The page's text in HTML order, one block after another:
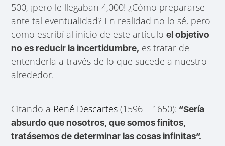
500, ¡pero le llegaban 4,000! ¿Cómo prepararse
ante tal eventualidad? En realidad no lo sé, pero
como escribí al inicio de este artículoel objetivo
no es reducir la incertidumbre, es tratar de
entenderla a través de lo que sucede a nuestro
alrededor.
Citando a René Descartes (1596 – 1650): “Sería
absurdo que nosotros, que somos finitos,
tratásemos de determinar las cosas infinitas”.